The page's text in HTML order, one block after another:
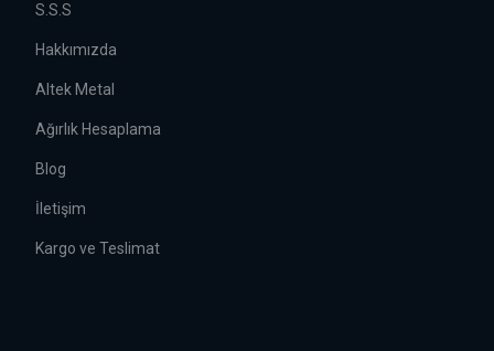
S.S.S
Hakkımızda
Altek Metal
Ağırlık Hesaplama
Blog
İletişim
Kargo ve Teslimat